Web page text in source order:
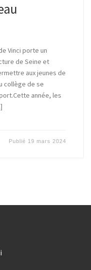
Vinci porte un
de Seine et
aux jeunes de
collège de se
année, les
Publié 19 mars 2024